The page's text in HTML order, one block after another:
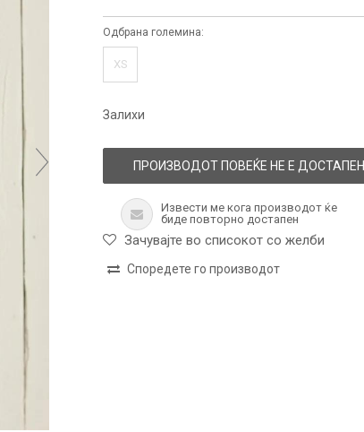
Одбрана големина:
XS
Залихи
ПРОИЗВОДОТ ПОВЕЌЕ НЕ Е ДОСТАПЕН
Извести ме кога производот ќе
биде повторно достапен
Зачувајте во списокот со желби
Споредете го производот